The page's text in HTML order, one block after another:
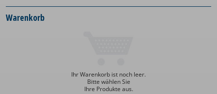
Warenkorb
Ihr Warenkorb ist noch leer.
Bitte wählen Sie
Ihre Produkte aus.